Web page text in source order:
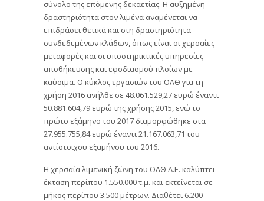
σύνολο της επόμενης δεκαετίας. Η αυξημένη
δραστηριότητα στον λιμένα αναμένεται να
επιδράσει θετικά και στη δραστηριότητα
συνδεδεμένων κλάδων, όπως είναι οι χερσαίες
μεταφορές και οι υποστηρικτικές υπηρεσίες
αποθήκευσης και εφοδιασμού πλοίων με
καύσιμα. O κύκλος εργασιών του ΟΛΘ για τη
χρήση 2016 ανήλθε σε 48.061.529,27 ευρώ έναντι
50.881.604,79 ευρώ της χρήσης 2015, ενώ το
πρώτο εξάμηνο του 2017 διαμορφώθηκε στα
27.955.755,84 ευρώ έναντι 21.167.063,71 του
αντίστοιχου εξαμήνου του 2016.
Η χερσαία λιμενική ζώνη του ΟΛΘ Α.Ε. καλύπτει
έκταση περίπου 1.550.000 τ.μ. και εκτείνεται σε
μήκος περίπου 3.500 μέτρων. Διαθέτει 6.200